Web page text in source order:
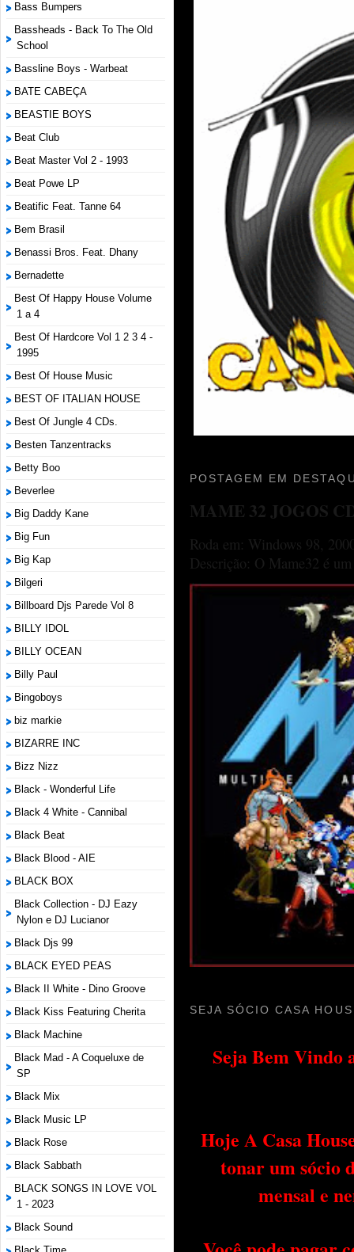
Bass Bumpers
Bassheads - Back To The Old
School
Bassline Boys - Warbeat
BATE CABEÇA
BEASTIE BOYS
Beat Club
Beat Master Vol 2 - 1993
Beat Powe LP
Beatific Feat. Tanne 64
Bem Brasil
Benassi Bros. Feat. Dhany
Bernadette
Best Of Happy House Volume
1 a 4
Best Of Hardcore Vol 1 2 3 4 -
1995
Best Of House Music
BEST OF ITALIAN HOUSE
Best Of Jungle 4 CDs.
Besten Tanzentracks
Betty Boo
Beverlee
Big Daddy Kane
Big Fun
Big Kap
Bilgeri
Billboard Djs Parede Vol 8
BILLY IDOL
BILLY OCEAN
Billy Paul
Bingoboys
biz markie
BIZARRE INC
Bizz Nizz
Black - Wonderful Life
Black 4 White - Cannibal
Black Beat
Black Blood - AIE
BLACK BOX
Black Collection - DJ Eazy
Nylon e DJ Lucianor
Black Djs 99
BLACK EYED PEAS
Black II White - Dino Groove
Black Kiss Featuring Cherita
Black Machine
Black Mad - A Coqueluxe de
SP
Black Mix
Black Music LP
Black Rose
Black Sabbath
BLACK SONGS IN LOVE VOL
1 - 2023
Black Sound
POSTAGEM EM
MAME 32 JOGOS
Roda em: Windows 98,
Descrição: O Mame32 é
SEJA SÓCIO CASA
Seja Bem Vindo
Hoje A Casa
tonar um sócio
mensal e